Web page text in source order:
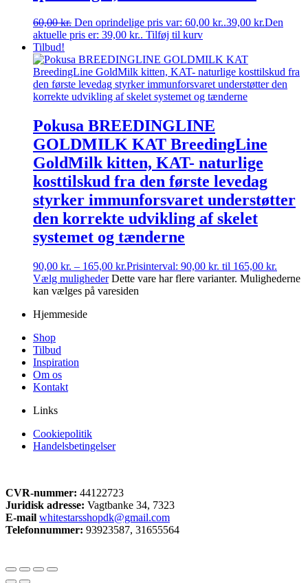
60,00kr. Den oprindelige pris var: 60,00 kr..39,00 kr.Den
aktuelle pris er: 39,00 kr.. Tilføj til kurv
Tilbud!
Pokusa BREEDINGLINE
GOLDMILK KAT BreedingLine
GoldMilk kitten, KAT- naturlige
kosttilskud fra den første levedag
styrker immunforsvaret understøtter
den korrekte udvikling af skelet
systemet og tænderne
90,00 kr. – 165,00 kr.Prisinterval: 90,00 kr. til 165,00 kr.
Vælg muligheder Dette vare har flere varianter. Mulighederne
kan vælges på varesiden
Hjemmeside
Shop
Tilbud
Inspiration
Om os
Kontakt
Links
Cookiepolitik
Handelsbetingelser
CVR-nummer: 44122723
Juridisk adresse: Vagtbanke 34, 7323
E-mail whitestarsshopdk@gmail.com
Telefonnummer: 93923587, 31655564